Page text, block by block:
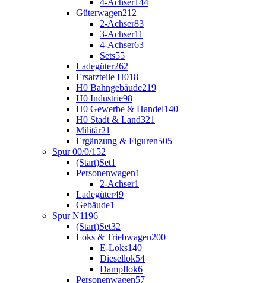
Güterwagen212
2-Achser83
3-Achser11
4-Achser63
Sets55
Ladegüter262
Ersatzteile H018
H0 Bahngebäude219
H0 Industrie98
H0 Gewerbe & Handel140
H0 Stadt & Land321
Militär21
Ergänzung & Figuren505
Spur 00/0/1 52
(Start)Set1
Personenwagen1
2-Achser1
Ladegüter49
Gebäude1
Spur N1196
(Start)Set32
Loks & Triebwagen200
E-Loks140
Diesellok54
Dampflok6
Personenwagen57